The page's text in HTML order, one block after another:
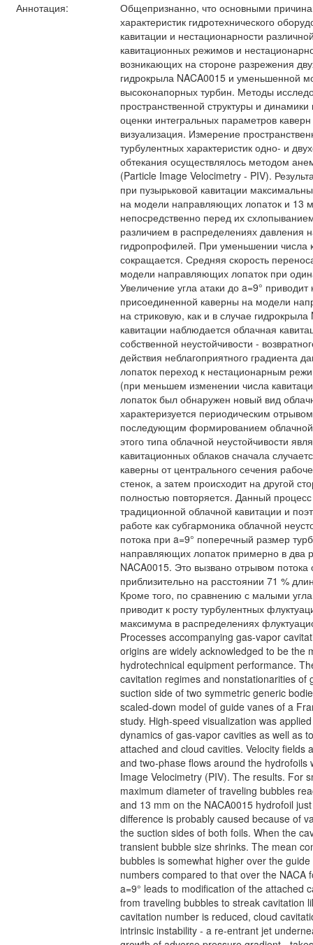
Аннотация:
Общепризнанно, что основными
характеристик гидротехнического
кавитации и нестационарности
кавитационных режимов и
возникающих на стороне разрежения
гидрокрыла NACA0015 и уменьшенной
высоконапорных турбин. Методы
пространственной структуры и
оценки интегральных параметров
визуализация. Измерение
турбулентных характеристик одно- и
обтекания осуществлялось методом
(Particle Image Velocimetry - PIV).
при пузырьковой кавитации
на модели направляющих лопаток и 13
непосредственно перед их
различием в распределениях давления
гидропрофилей. При уменьшении числа
сокращается. Средняя скорость
модели направляющих лопаток при
Увеличение угла атаки до a=9°
присоединенной каверны на модели
на стриковую, как и в случае
кавитации наблюдается облачная
собственной неустойчивости -
действия неблагоприятного градиента
лопаток переход к нестационарным
(при меньшем изменении числа
лопаток был обнаружен новый вид
характеризуется периодическим
последующим формированием
этого типа облачной неустойчивости
кавитационных облаков сначала
каверны от центрального сечения
стенок, а затем происходит на другой
полностью повторяется. Данный
традиционной облачной кавитации и
работе как субгармоника облачной
потока при a=9° поперечный размер
направляющих лопаток примерно в два
NACA0015. Это вызвано отрывом потока
приблизительно на расстоянии 71 %
Кроме того, по сравнению с малыми
приводит к росту турбулентных
максимума в распределениях
Processes accompanying gas-vapor
origins are widely acknowledged to be the
hydrotechnical equipment performance.
cavitation regimes and nonstationarities of
suction side of two symmetric generic
scaled-down model of guide vanes of a
study. High-speed visualization was
dynamics of gas-vapor cavities as well as
attached and cloud cavities. Velocity fields
and two-phase flows around the
Image Velocimetry (PIV). The results. For
maximum diameter of traveling bubbles
and 13 mm on the NACA0015 hydrofoil
difference is probably caused because of
the suction sides of both foils. When the
transient bubble size shrinks. The mean
bubbles is somewhat higher over the
numbers compared to that over the NACA
a=9° leads to modification of the attached
from traveling bubbles to streak cavitation
cavitation number is reduced, cloud
intrinsic instability - a re-entrant jet